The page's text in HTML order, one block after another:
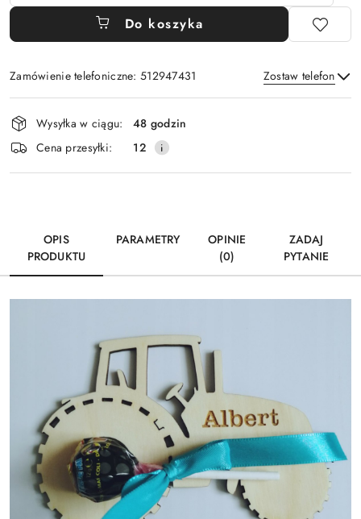
Do koszyka
Zamówienie telefoniczne: 512947431 Zostaw telefon
Wyślij
Dostępność
i
dostawa
Wysyłka w ciągu:
48 godzin
Cena przesyłki:
12
OPIS
PRODUKTU
PARAMETRY
OPINIE
(0)
ZADAJ
PYTANIE